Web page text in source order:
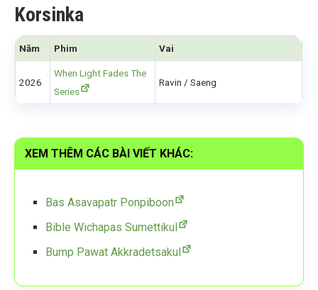
Korsinka
Năm Phim Vai
2026
When Light Fades The
Series
Ravin / Saeng
XEM THÊM CÁC BÀI VIẾT KHÁC:
Bas Asavapatr Ponpiboon
Bible Wichapas Sumettikul
Bump Pawat Akkradetsakul